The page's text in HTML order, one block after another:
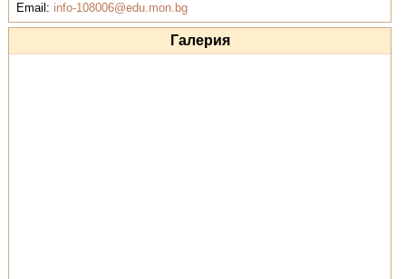
Email: info-108006@edu.mon.bg
Галерия